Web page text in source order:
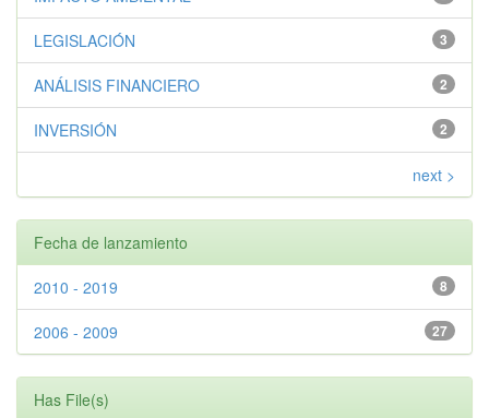
3
LEGISLACIÓN
2
ANÁLISIS FINANCIERO
2
INVERSIÓN
next >
Fecha de lanzamiento
8
2010 - 2019
27
2006 - 2009
Has File(s)